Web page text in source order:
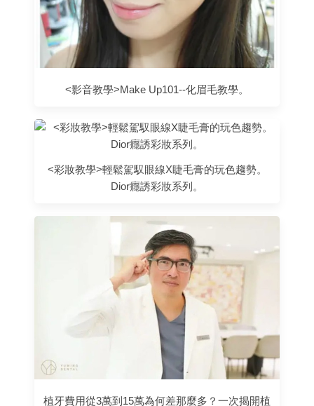
<影音教學>Make Up101--化眉毛教學。
<彩妝教學>輕鬆駕馭眼線X睫毛膏的玩色趨勢。
Dior癮誘彩妝系列。
植牙費用從3萬到15萬為何差那麼多？一次揭開植